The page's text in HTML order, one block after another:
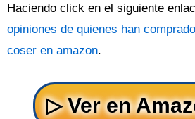
Haciendo click en el siguiente
opiniones de quienes han
coser en amazon.